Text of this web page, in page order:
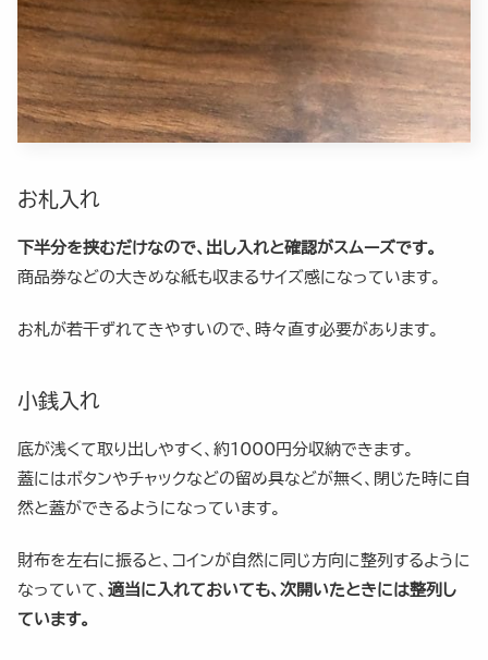
お札入れ
下半分を挟むだけなので、出し入れと確認がスムーズです。
商品券などの大きめな紙も収まるサイズ感になっています。
お札が若干ずれてきやすいので、時々直す必要があります。
小銭入れ
底が浅くて取り出しやすく、約1000円分収納できます。
蓋にはボタンやチャックなどの留め具などが無く、閉じた時に自
然と蓋ができるようになっています。
財布を左右に振ると、コインが自然に同じ方向に整列するように
なっていて、 適当に入れておいても、次開いたときには整列し
ています。